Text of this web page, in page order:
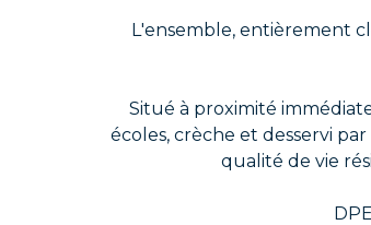
L'ensemble, entièrement
Situé à proximité
écoles, crèche et desservi
qualité de vie